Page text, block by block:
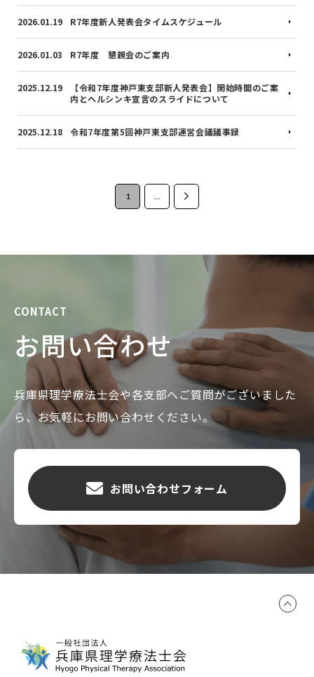
2026.01.19 R7年度新人発表会タイムスケジュール
2026.01.03 R7年度 懇親会のご案内
2025.12.19
【令和7年度神戸東支部新人発表会】開始時間のご案
内とヘルシンキ宣言のスライドについて
2025.12.18 令和7年度第5回神戸東支部運営会議議事録
1 … Next
CONTACT
お問い合わせ
兵庫県理学療法士会や各支部へご質問がございました
ら、お気軽にお問い合わせください。
お問い合わせフォーム